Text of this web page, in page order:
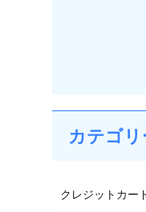
カテゴリ
クレジットカー